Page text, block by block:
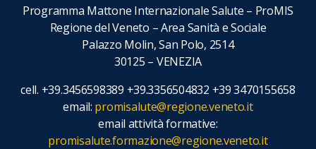
Programma Mattone Internazionale Salute – ProMIS
Regione del Veneto – Area Sanità e Sociale
Palazzo Molin, San Polo, 2514
30125 – VENEZIA
cell. +39.3456598389 +39.3356504832 +39 3470155658
email: promisalute@regione.veneto.it
email attività formative:
promisalute.formazione@regione.veneto.it